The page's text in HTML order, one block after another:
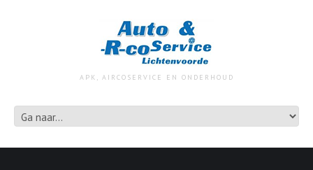
APK, AIRCOSERVICE EN ONDERHOUD